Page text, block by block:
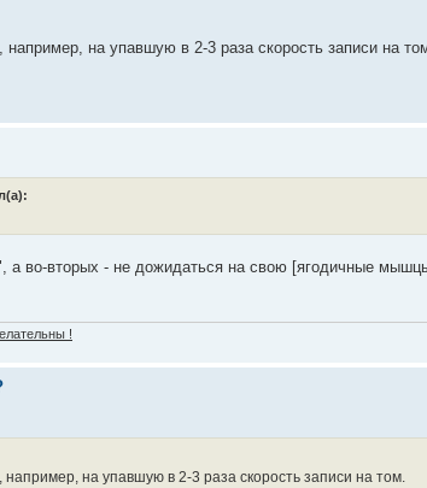
например, на упавшую в 2-3 раза скорость записи на
а во-вторых - не дожидаться на свою [ягодичные
!
например, на упавшую в 2-3 раза скорость записи на том.